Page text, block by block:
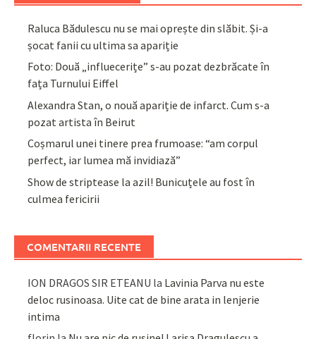
Raluca Bădulescu nu se mai oprește din slăbit. Și-a
șocat fanii cu ultima sa apariție
Foto: Două „influecerițe” s-au pozat dezbrăcate în
fața Turnului Eiffel
Alexandra Stan, o nouă apariție de infarct. Cum s-a
pozat artista în Beirut
Coșmarul unei tinere prea frumoase: “am corpul
perfect, iar lumea mă invidiază”
Show de striptease la azil! Bunicuțele au fost în
culmea fericirii
COMENTARII RECENTE
ION DRAGOS SIR ETEANU la Lavinia Parva nu este
deloc rusinoasa. Uite cat de bine arata in lenjerie
intima